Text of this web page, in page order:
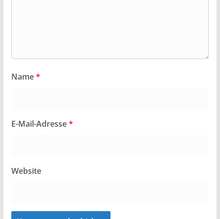
Name*
E-Mail-Adresse*
Website